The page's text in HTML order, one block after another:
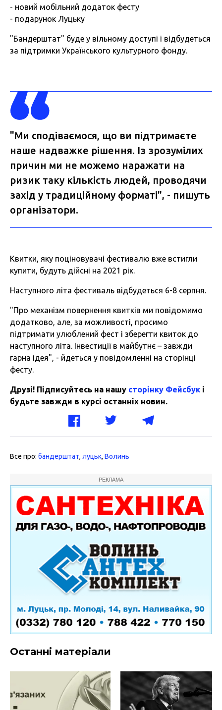
- новий мобільний додаток фесту
- подарунок Луцьку
"Бандерштат" буде у вільному доступі і відбудеться
за підтримки Українського культурного фонду.
"Ми сподіваємося, що ви підтримаєте
наше надважке рішення. Із зрозумілих
причин ми не можемо наражати на
ризик таку кількість людей, проводячи
захід у традиційному форматі", - пишуть
організатори.
Квитки, яку поціновувачі фестивалю вже встигли
купити, будуть дійсні на 2021 рік.
Наступного літа фестиваль відбудеться 6-8 серпня.
"Про механізм повернення квитків ми повідомимо
додатково, але, за можливості, просимо
підтримати улюблений фест і зберегти квиток до
наступного літа. Інвестиції в майбутнє – завжди
гарна ідея", - йдеться у повідомленні на сторінці
фесту.
Друзі! Підписуйтесь на нашу сторінку Фейсбук і
будьте завжди в курсі останніх новин.
Все про: бандерштат, луцьк, Волинь
РЕКЛАМА
Останні матеріали